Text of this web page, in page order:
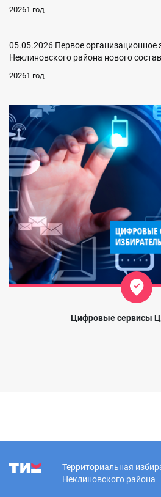
20261 год
05.05.2026 Первое организационное
Неклиновского района нового
20261 год
Цифровые сервисы
Территориальная
Неклиновского района